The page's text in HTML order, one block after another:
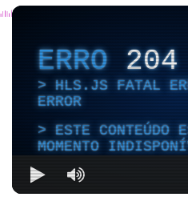
ERRO204
HLS.JS FATAL
ERROR
ESTE CONTEÚDO
MOMENTO